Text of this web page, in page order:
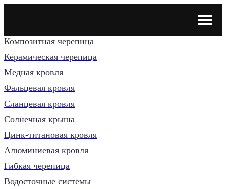
Композитная черепица
Керамическая черепица
Медная кровля
Фальцевая кровля
Сланцевая кровля
Солнечная крыша
Цинк-титановая кровля
Алюминиевая кровля
Гибкая черепица
Водосточные системы